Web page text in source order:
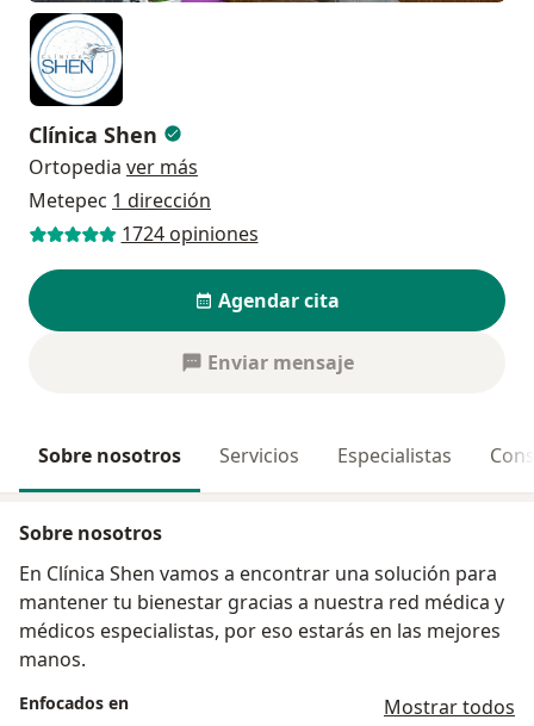
Clínica Shen
Ortopedia ver más
Metepec 1 dirección
1724 opiniones
Agendar cita
Enviar mensaje
Sobre nosotros Servicios Especialistas
Sobre nosotros
En Clínica Shen vamos a encontrar una solución para
mantener tu bienestar gracias a nuestra red médica y
médicos especialistas, por eso estarás en las mejores
manos.
Enfocados en Mostrar todos